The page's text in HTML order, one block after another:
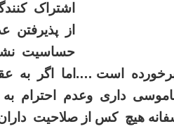
اشتراک
حساسیت
است ….اما اگر به
داری وعدم احترام
هیچ کس از صلاحیت